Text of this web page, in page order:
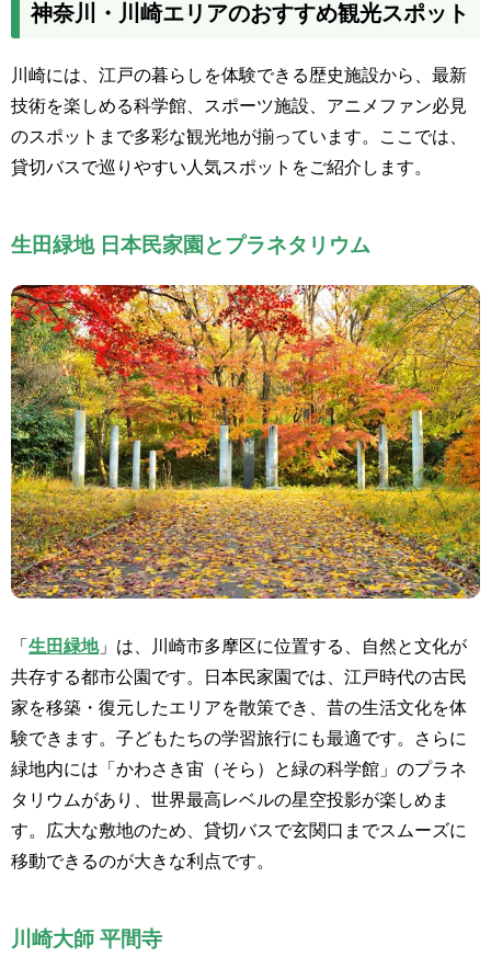
神奈川・川崎エリアのおすすめ観光スポット
川崎には、江戸の暮らしを体験できる歴史施設から、最新
技術を楽しめる科学館、スポーツ施設、アニメファン必見
のスポットまで多彩な観光地が揃っています。ここでは、
貸切バスで巡りやすい人気スポットをご紹介します。
生田緑地 日本民家園とプラネタリウム
「 生田緑地」は、川崎市多摩区に位置する、自然と文化が
共存する都市公園です。日本民家園では、江戸時代の古民
家を移築・復元したエリアを散策でき、昔の生活文化を体
験できます。子どもたちの学習旅行にも最適です。さらに
緑地内には「かわさき宙（そら）と緑の科学館」のプラネ
タリウムがあり、世界最高レベルの星空投影が楽しめま
す。広大な敷地のため、貸切バスで玄関口までスムーズに
移動できるのが大きな利点です。
川崎大師 平間寺